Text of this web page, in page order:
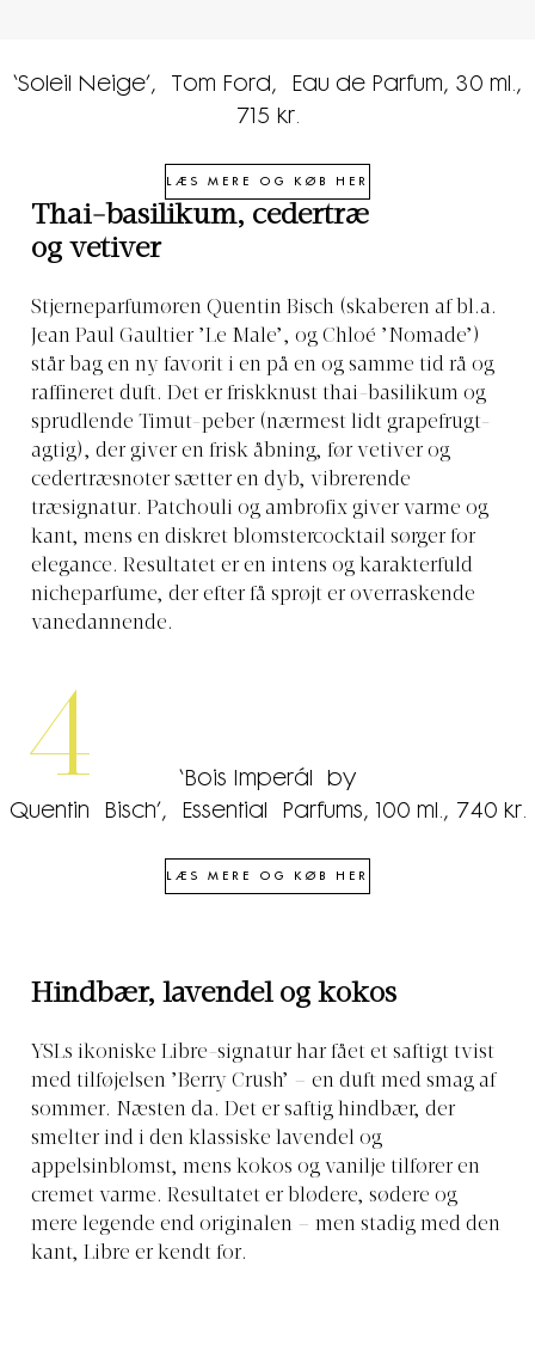
‘Soleil Neige’, Tom Ford, Eau de Parfum, 30 ml.,
715 kr.
LÆS MERE OG KØB HER
Thai-basilikum, cedertræ
og vetiver
Stjerneparfumøren Quentin Bisch (skaberen af bl.a.
Jean Paul Gaultier ’Le Male’, og Chloé ’Nomade’)
står bag en ny favorit i en på en og samme tid rå og
raffineret duft. Det er friskknust thai-basilikum og
sprudlende Timut-peber (nærmest lidt grapefrugt-
agtig), der giver en frisk åbning, før vetiver og
cedertræsnoter sætter en dyb, vibrerende
træsignatur. Patchouli og ambrofix giver varme og
kant, mens en diskret blomstercocktail sørger for
elegance. Resultatet er en intens og karakterfuld
nicheparfume, der efter få sprøjt er overraskende
vanedannende.
4 ‘Bois Imperál
by
Quentin
Bisch’, Essential Parfums, 100 ml., 740 kr.
LÆS MERE OG KØB HER
Hindbær, lavendel og kokos
YSLs ikoniske Libre-signatur har fået et saftigt tvist
med tilføjelsen ’Berry Crush’ – en duft med smag af
sommer. Næsten da. Det er saftig hindbær, der
smelter ind i den klassiske lavendel og
appelsinblomst, mens kokos og vanilje tilfører en
cremet varme. Resultatet er blødere, sødere og
mere legende end originalen – men stadig med den
kant, Libre er kendt for.